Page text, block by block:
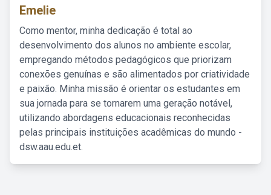
Emelie
Como mentor, minha dedicação é total ao
desenvolvimento dos alunos no ambiente escolar,
empregando métodos pedagógicos que priorizam
conexões genuínas e são alimentados por criatividade
e paixão. Minha missão é orientar os estudantes em
sua jornada para se tornarem uma geração notável,
utilizando abordagens educacionais reconhecidas
pelas principais instituições acadêmicas do mundo -
dsw.aau.edu.et.